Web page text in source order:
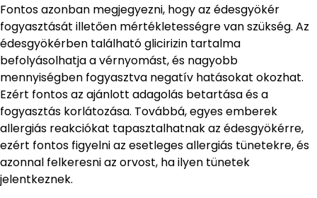
Fontos azonban megjegyezni, hogy az édesgyökér
fogyasztását illetően mértékletességre van szükség. Az
édesgyökérben található glicirizin tartalma
befolyásolhatja a vérnyomást, és nagyobb
mennyiségben fogyasztva negatív hatásokat okozhat.
Ezért fontos az ajánlott adagolás betartása és a
fogyasztás korlátozása. Továbbá, egyes emberek
allergiás reakciókat tapasztalhatnak az édesgyökérre,
ezért fontos figyelni az esetleges allergiás tünetekre, és
azonnal felkeresni az orvost, ha ilyen tünetek
jelentkeznek.